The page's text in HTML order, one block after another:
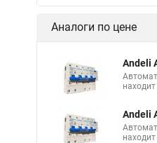
Аналоги по цене
Andeli
Andeli